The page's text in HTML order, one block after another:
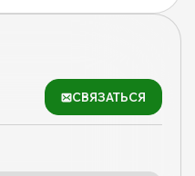
СВЯЗАТЬСЯ